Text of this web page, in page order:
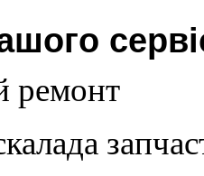
ремонт